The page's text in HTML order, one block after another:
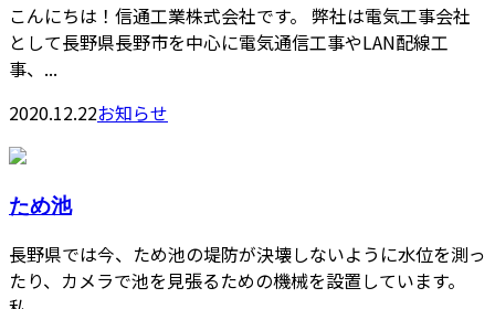
こんにちは！信通工業株式会社です。 弊社は電気工事会社
として長野県長野市を中心に電気通信工事やLAN配線工
事、...
2020.12.22お知らせ
ため池
長野県では今、ため池の堤防が決壊しないように水位を測っ
たり、カメラで池を見張るための機械を設置しています。